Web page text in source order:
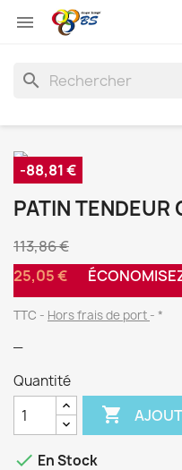

search
-88,81 €
PATIN TENDEUR
113,86 €
25,05 €
TTC Hors frais de port *
Quantité

 En Stock